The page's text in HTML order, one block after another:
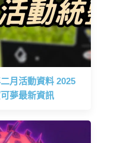
月活動資料 2025
夢最新資訊